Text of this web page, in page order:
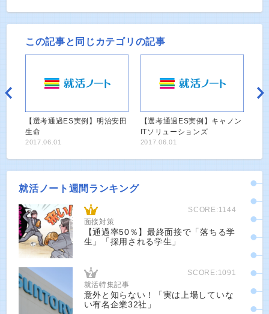
この記事と同じカテゴリの記事
【選考通過ES実例】明治安田
生命
2017.06.01
【選考通過ES実例】キャノン
ITソリューションズ
2017.06.01
就活ノート週間ランキング
SCORE:1144
面接対策
【通過率50％】最終面接で「落ちる学
生」「採用される学生」
SCORE:1091
就活特集記事
意外と知らない！「実は上場していな
い有名企業32社」